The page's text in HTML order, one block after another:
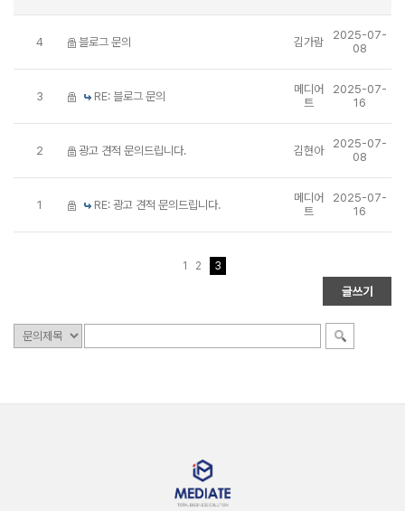
4 블로그 문의 김가람
2025-07-
08
3 RE: 블로그 문의
메디어
트
2025-07-
16
2 광고 견적 문의드립니다. 김현아
2025-07-
08
1 RE: 광고 견적 문의드립니다.
메디어
트
2025-07-
16
1 2 3